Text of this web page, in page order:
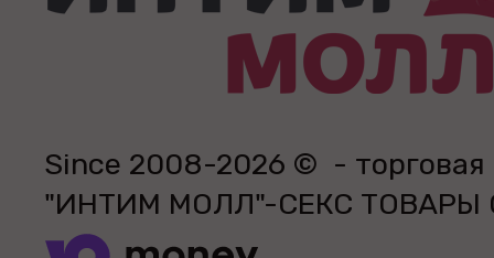
Since 2008-2026 © - торговая
"ИНТИМ МОЛЛ"-СЕКС